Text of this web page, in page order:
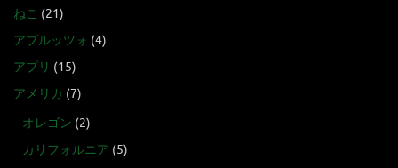
ねこ (21)
アブルッツォ (4)
アプリ (15)
アメリカ (7)
オレゴン (2)
カリフォルニア (5)